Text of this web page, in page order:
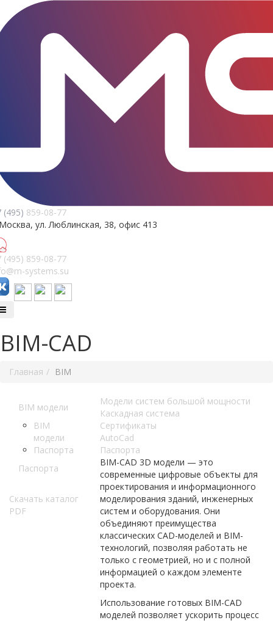
(495) 859-08-77
ул. Люблинская, 38, офис 413
(495) 859-08-77
systems.su
BIM-CAD
Главная BIM
BIM модели
BIM
модели
Паспорта
Паспорта
Скачать каталог
PDF
Модели систем большой мощности
Каскадная система
Сертификаты
AutoCad
Паспорта
BIM-CAD 3D модели — это
современные цифровые объекты для
проектирования и информационного
моделирования зданий, инженерных
систем и оборудования. Они
объединяют преимущества
классических CAD-моделей и BIM-
технологий, позволяя работать не
только с геометрией, но и с полной
информацией о каждом элементе
проекта.
Использование готовых BIM-CAD
моделей позволяет ускорить процесс